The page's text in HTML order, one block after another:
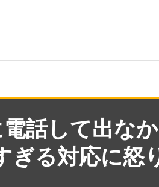
電話して出な
ぎる対応に怒